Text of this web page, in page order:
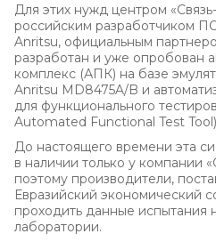
Для этих нужд центром
российским разработчиком
Anritsu, официальным
разработан и уже опробован
комплекс (АПК) на базе
Anritsu MD8475A/B и
для функционального
Automated Functional Test
До настоящего времени эта
в наличии только у компании
поэтому производители,
Евразийский экономический
проходить данные испытания
лаборатории.